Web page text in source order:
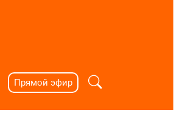
Прямой эфир